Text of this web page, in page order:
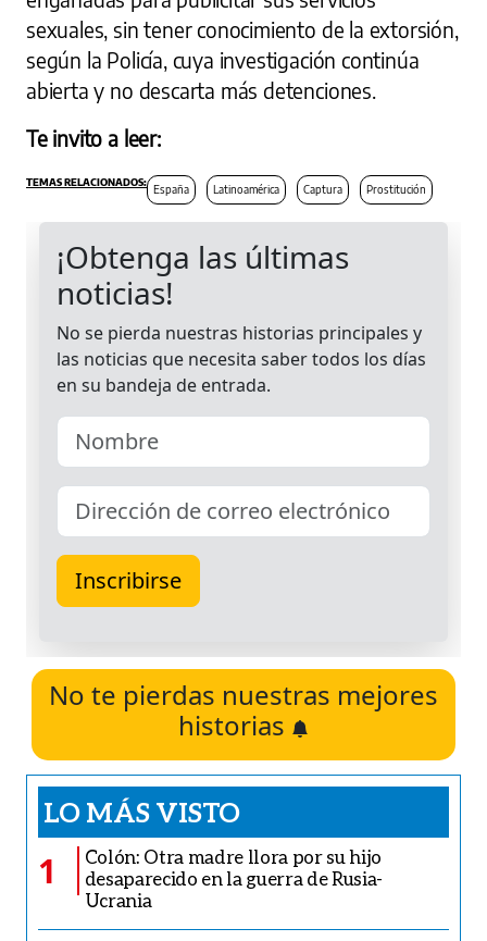
sexuales, sin tener conocimiento de la extorsión,
según la Policía, cuya investigación continúa
abierta y no descarta más detenciones.
Te invito a leer:
España Latinoamérica Captura Prostitución
No te pierdas nuestras mejores
historias
LO MÁS VISTO
1
Colón: Otra madre llora por su hijo
desaparecido en la guerra de Rusia-
Ucrania